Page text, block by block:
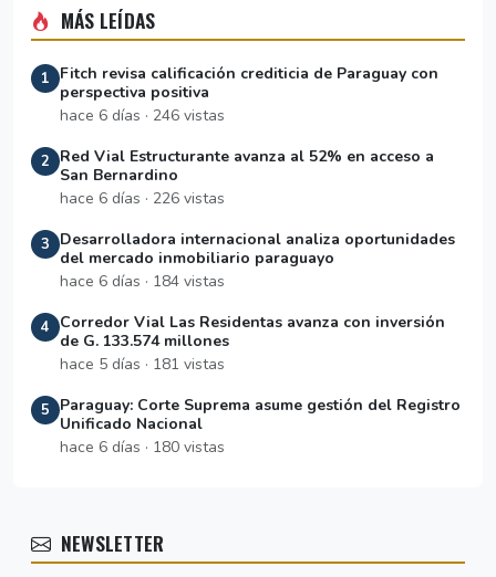
MÁS LEÍDAS
1
Fitch revisa calificación crediticia de Paraguay con
perspectiva positiva
hace 6 días · 246 vistas
2
Red Vial Estructurante avanza al 52% en acceso a
San Bernardino
hace 6 días · 226 vistas
3
Desarrolladora internacional analiza oportunidades
del mercado inmobiliario paraguayo
hace 6 días · 184 vistas
4
Corredor Vial Las Residentas avanza con inversión
de G. 133.574 millones
hace 5 días · 181 vistas
5
Paraguay: Corte Suprema asume gestión del Registro
Unificado Nacional
hace 6 días · 180 vistas
NEWSLETTER